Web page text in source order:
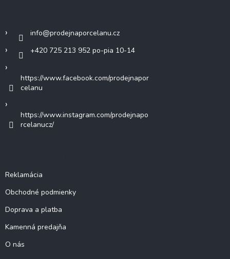
info@prodejnaporcelanu.cz
+420 725 213 952 po-pia 10-14
https://www.facebook.com/prodejnapor
celanu
https://www.instagram.com/prodejnapo
rcelanucz/
Reklamácia
Obchodné podmienky
Doprava a platba
Kamenná predajňa
O nás